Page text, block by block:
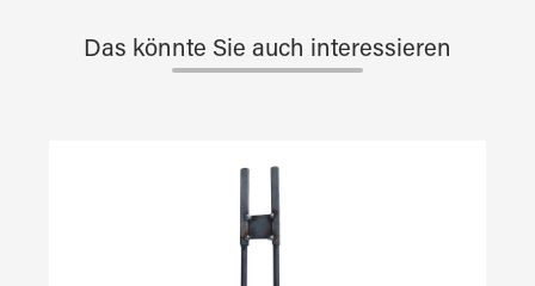
Das könnte Sie auch interessieren